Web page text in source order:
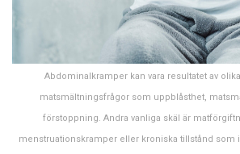
Abdominalkramper kan vara resultatet av
matsmältningsfrågor som uppblåsthet,
förstoppning. Andra vanliga skäl är
menstruationskramper eller kroniska tillstånd som